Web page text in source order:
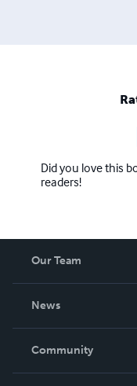
Did you love this
readers!
Our Team
News
In The News
Community